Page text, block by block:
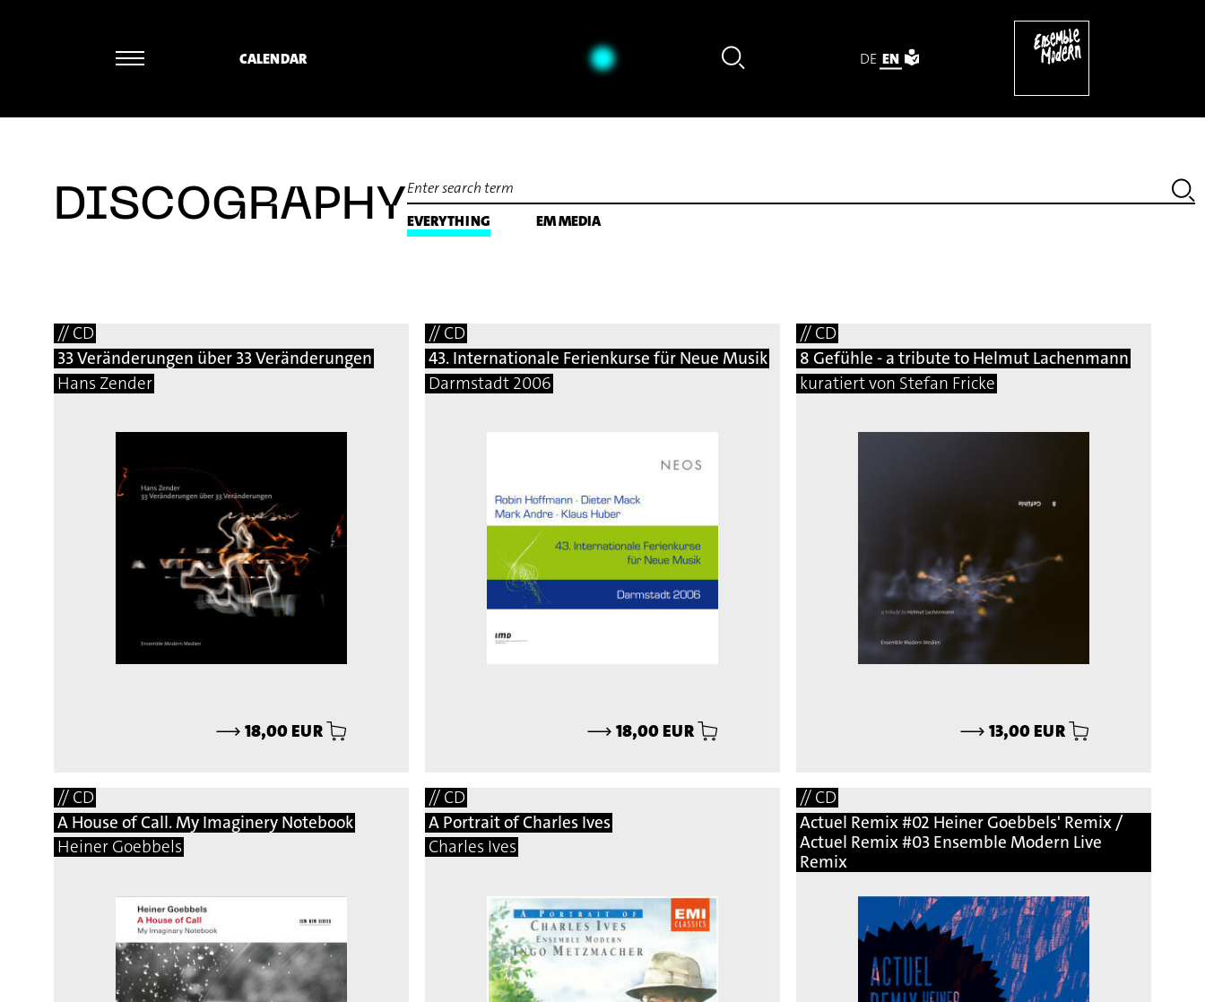
CALENDAR DE EN
DISCOGRAPHYEVERYTHING EM MEDIA
// CD
33 Veränderungen über 33 Veränderungen
Hans Zender
⟶ 18,00 EUR
// CD
43. Internationale Ferienkurse für Neue Musik
Darmstadt 2006
⟶ 18,00 EUR
// CD
8 Gefühle - a tribute to Helmut Lachenmann
kuratiert von Stefan Fricke
⟶ 13,00 EUR
// CD
A House of Call. My Imaginery Notebook
Heiner Goebbels
// CD
A Portrait of Charles Ives
Charles Ives
// CD
Actuel Remix #02 Heiner Goebbels' Remix /
Actuel Remix #03 Ensemble Modern Live
Remix